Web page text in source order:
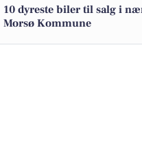
10 dyreste biler til salg i
Morsø Kommune